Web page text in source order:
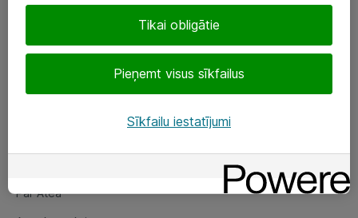
Sekojiet mums
Par Atea
Par Atea
Tikai obligātie
Pieņemt visus sīkfailus
Sīkfailu iestatījumi